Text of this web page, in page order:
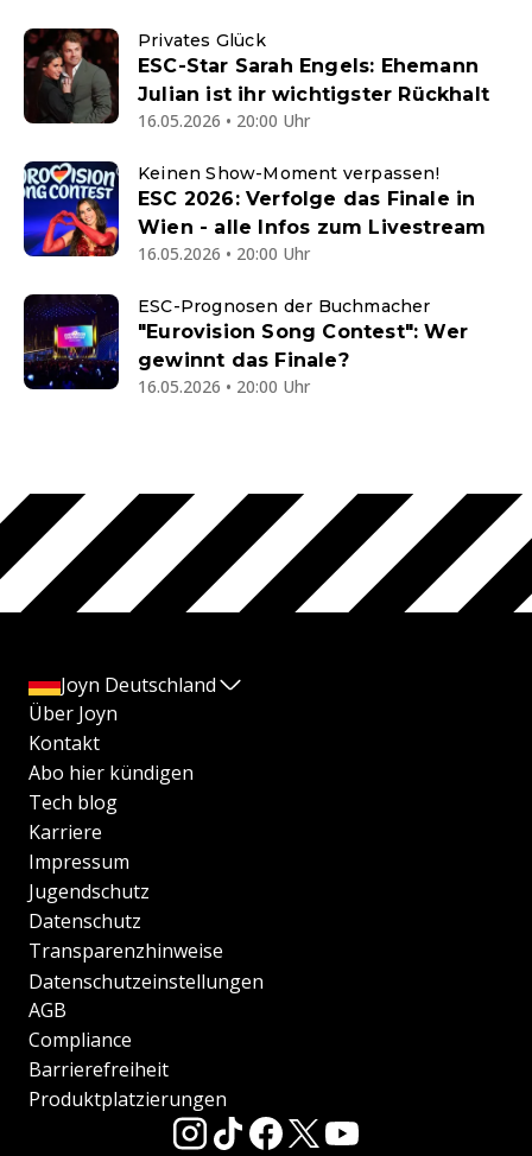
Privates Glück
ESC-Star Sarah Engels: Ehemann
Julian ist ihr wichtigster Rückhalt
16.05.2026 • 20:00 Uhr
Keinen Show-Moment verpassen!
ESC 2026: Verfolge das Finale in
Wien - alle Infos zum Livestream
16.05.2026 • 20:00 Uhr
ESC-Prognosen der Buchmacher
"Eurovision Song Contest": Wer
gewinnt das Finale?
16.05.2026 • 20:00 Uhr
Joyn Deutschland
Über Joyn
Kontakt
Abo hier kündigen
Tech blog
Karriere
Impressum
Jugendschutz
Datenschutz
Transparenzhinweise
Datenschutzeinstellungen
AGB
Compliance
Barrierefreiheit
Produktplatzierungen